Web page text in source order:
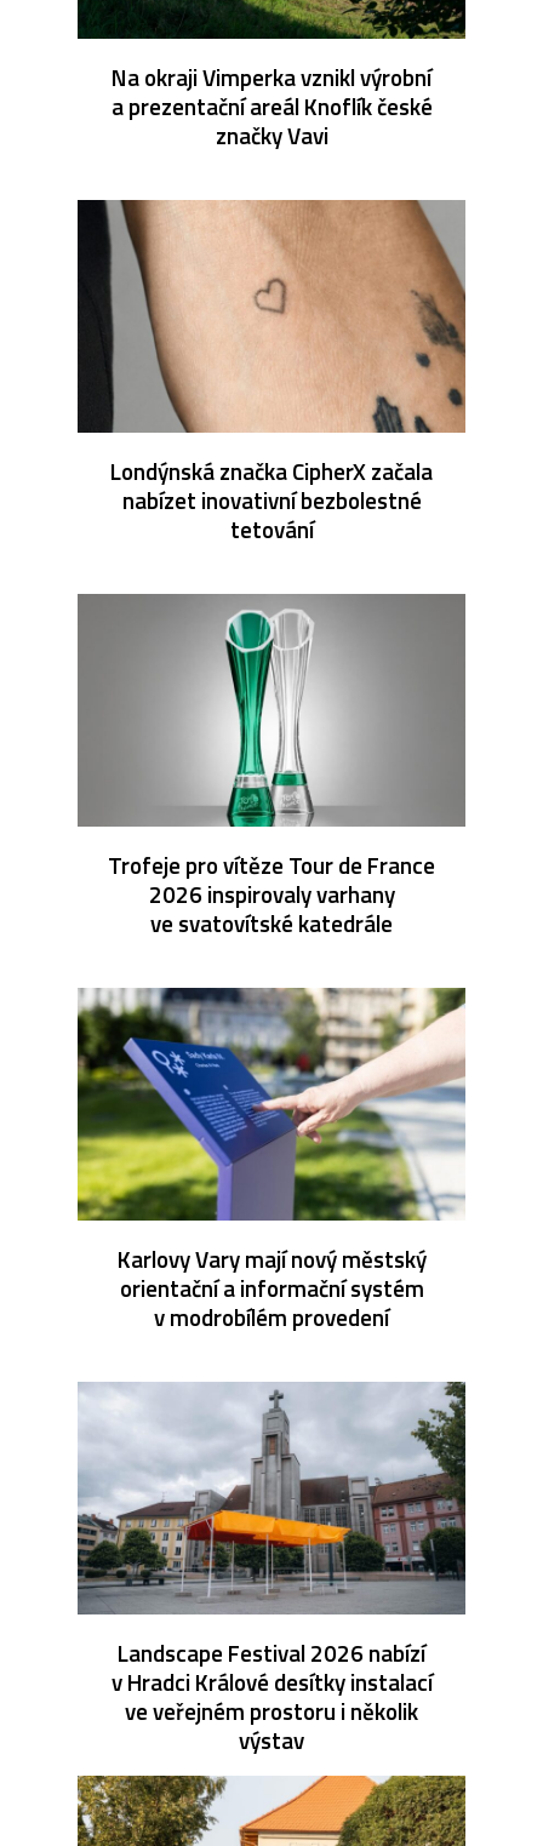
Na okraji Vimperka vznikl výrobní
a prezentační areál Knoflík české
značky Vavi
Londýnská značka CipherX začala
nabízet inovativní bezbolestné
tetování
Trofeje pro vítěze Tour de France
2026 inspirovaly varhany
ve svatovítské katedrále
Karlovy Vary mají nový městský
orientační a informační systém
v modrobílém provedení
Landscape Festival 2026 nabízí
v Hradci Králové desítky instalací
ve veřejném prostoru i několik
výstav